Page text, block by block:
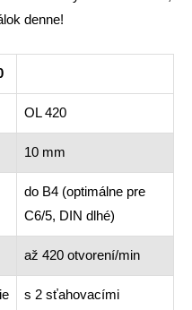
denne!
OL 420
10 mm
do B4 (optimálne pre
C6/5, DIN dlhé)
až 420 otvorení/min
s 2 sťahovacími